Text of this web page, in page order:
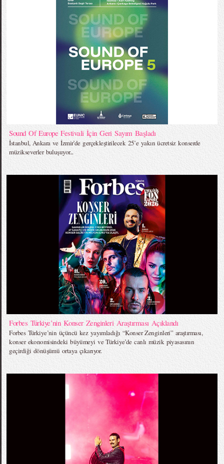
Sound Of Europe Festivali İçin Geri Sayım Başladı
İstanbul, Ankara ve İzmir’de gerçekleştirilecek 25’e yakın ücretsiz konserde
müzikseverler buluşuyor...
Forbes Türkiye’nin Konser Zenginleri Araştırması Açıklandı
Forbes Türkiye’nin üçüncü kez yayımladığı “Konser Zenginleri” araştırması,
konser ekonomisindeki büyümeyi ve Türkiye’de canlı müzik piyasasının
geçirdiği dönüşümü ortaya çıkarıyor.